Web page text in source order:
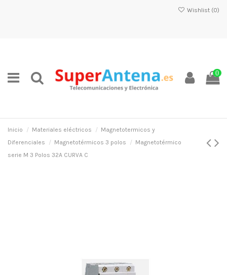
Wishlist (0)
0
Inicio Materiales eléctricos
Magnetotermicos y
Diferenciales
Magnetotérmicos 3 polos
Magnetotérmico
serie M 3 Polos 32A CURVA C